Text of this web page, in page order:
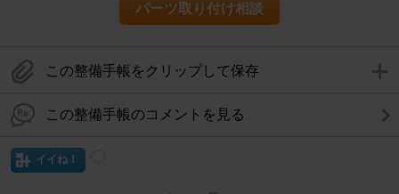
パーツ取り付け相談
この整備手帳をクリップして保存
この整備手帳のコメントを見る
イイね！